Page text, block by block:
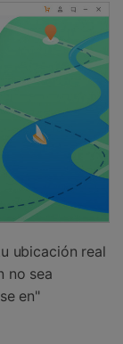
ubicación real
no sea
en"